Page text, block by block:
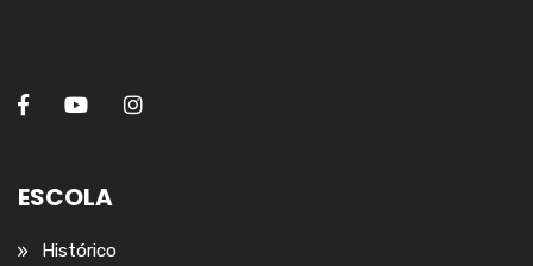
ESCOLA
Histórico